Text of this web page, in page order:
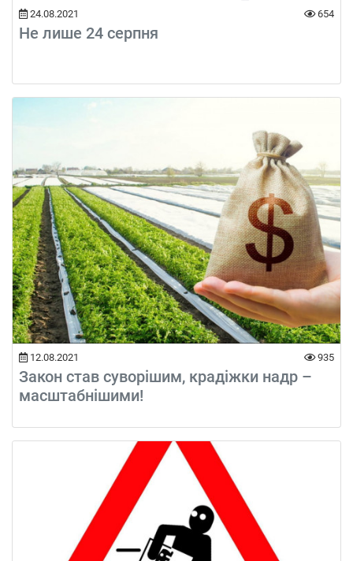
24.08.2021 654
Не лише 24 серпня
12.08.2021 935
Закон став суворішим, крадіжки надр –
масштабнішими!